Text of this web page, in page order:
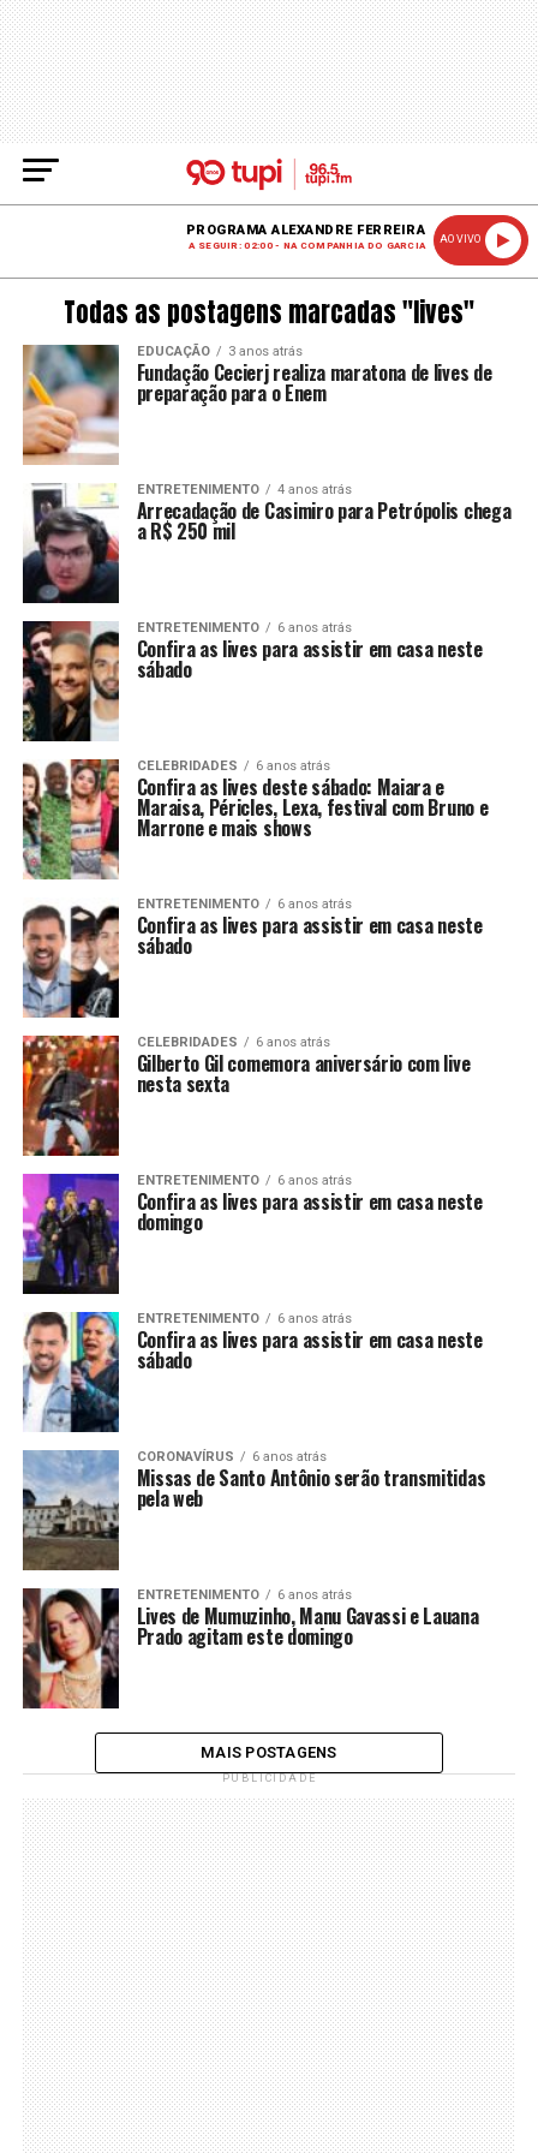
PROGRAMA ALEXANDRE FERREIRA
A SEGUIR: 02:00 - NA COMPANHIA DO GARCIA
AO VIVO
Todas as postagens marcadas "lives"
EDUCAÇÃO 3 anos atrás
Fundação Cecierj realiza maratona de lives de
preparação para o Enem
ENTRETENIMENTO 4 anos atrás
Arrecadação de Casimiro para Petrópolis chega
a R$ 250 mil
ENTRETENIMENTO 6 anos atrás
Confira as lives para assistir em casa neste
sábado
CELEBRIDADES 6 anos atrás
Confira as lives deste sábado: Maiara e
Maraisa, Péricles, Lexa, festival com Bruno e
Marrone e mais shows
ENTRETENIMENTO 6 anos atrás
Confira as lives para assistir em casa neste
sábado
CELEBRIDADES 6 anos atrás
Gilberto Gil comemora aniversário com live
nesta sexta
ENTRETENIMENTO 6 anos atrás
Confira as lives para assistir em casa neste
domingo
ENTRETENIMENTO 6 anos atrás
Confira as lives para assistir em casa neste
sábado
CORONAVÍRUS 6 anos atrás
Missas de Santo Antônio serão transmitidas
pela web
ENTRETENIMENTO 6 anos atrás
Lives de Mumuzinho, Manu Gavassi e Lauana
Prado agitam este domingo
MAIS POSTAGENS
PUBLICIDADE